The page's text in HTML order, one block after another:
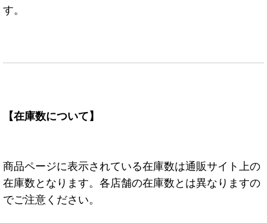
す。
【在庫数について】
商品ページに表示されている在庫数は通販サイト上の
在庫数となります。各店舗の在庫数とは異なりますの
でご注意ください。